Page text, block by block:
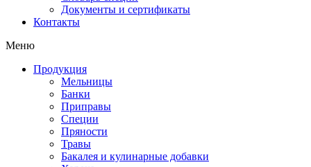
Документы и сертификаты
Контакты
Меню
Продукция
Мельницы
Банки
Приправы
Специи
Пряности
Травы
Бакалея и кулинарные добавки